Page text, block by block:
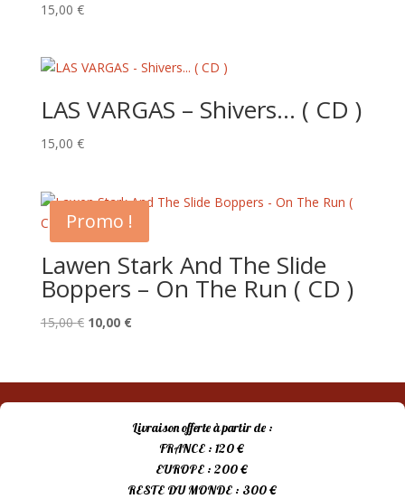
15,00 €
LAS VARGAS – Shivers… ( CD )
15,00 €
Promo !
Lawen Stark And The Slide
Boppers – On The Run ( CD )
15,00€ Le
était :
15,00 €.
10,00 €Le
est :
10,00 €.
Livraison offerte à partir de :
FRANCE : 120 €
EUROPE : 200 €
RESTE DU MONDE : 300 €